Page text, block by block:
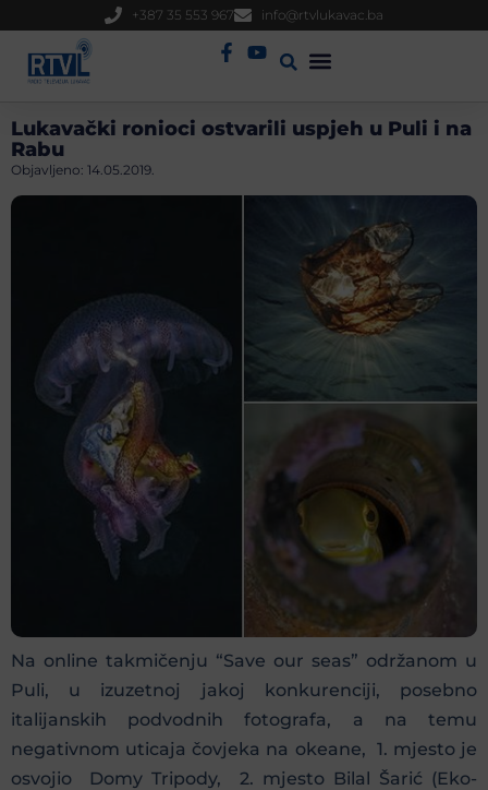
+387 35 553 967 info@rtvlukavac.ba
Lukavački ronioci ostvarili uspjeh u Puli i na
Rabu
Objavljeno: 14.05.2019.
Na online takmičenju “Save our seas” održanom u
Puli, u izuzetnoj jakoj konkurenciji, posebno
italijanskih podvodnih fotografa, a na temu
negativnom uticaja čovjeka na okeane, 1. mjesto je
osvojio Domy Tripody, 2. mjesto Bilal Šarić (Eko-